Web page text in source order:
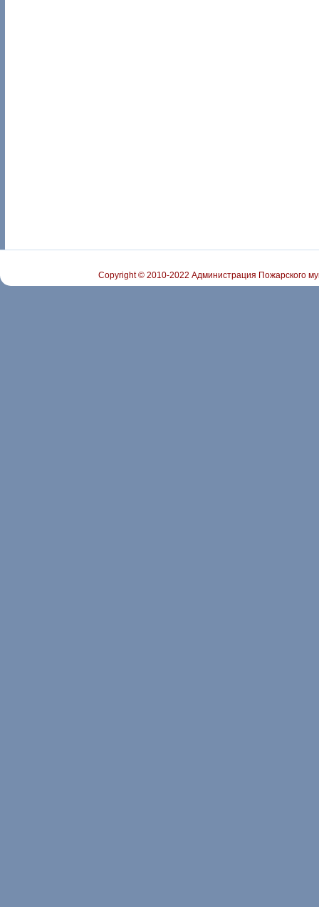
Copyright © 2010-2022 Администрация Пожарского